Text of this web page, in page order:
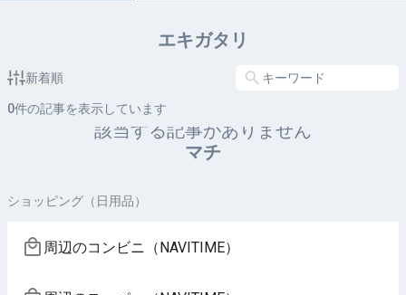
エキガタリ
新着順
0件の記事を表示しています
該当する記事がありません
マチ
ショッピング（日用品）
周辺のコンビニ（NAVITIME）